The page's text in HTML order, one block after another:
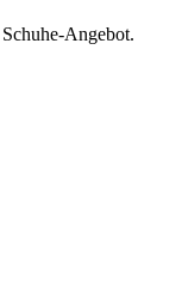
Schuhe-Angebot.